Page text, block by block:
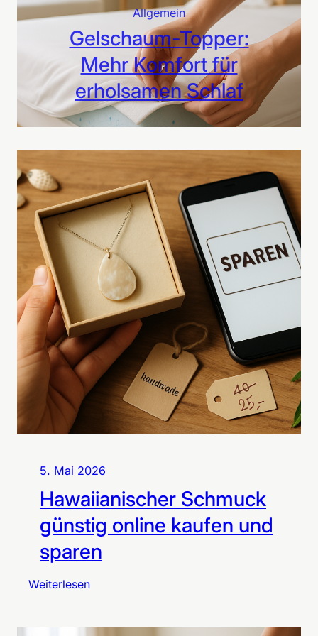
Allgemein
Gelschaum-Topper:
Mehr Komfort für
erholsamen Schlaf
5. Mai 2026
Hawaiianischer Schmuck
günstig online kaufen und
sparen
Weiterlesen: